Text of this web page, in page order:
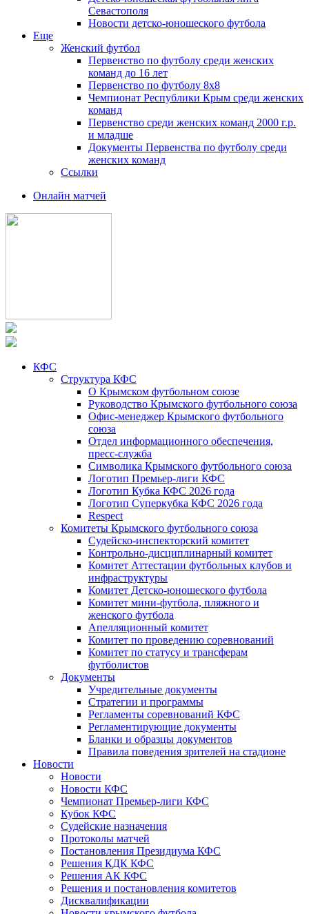
Севастополя
Новости детско-юношеского футбола
Еще
Женский футбол
Первенство по футболу среди женских
команд до 16 лет
Первенство по футболу 8х8
Чемпионат Республики Крым среди женских
команд
Первенство среди женских команд 2000 г.р.
и младше
Документы Первенства по футболу среди
женских команд
Ссылки
Онлайн матчей
КФС
Структура КФС
О Крымском футбольном союзе
Руководство Крымского футбольного союза
Офис-менеджер Крымского футбольного
союза
Отдел информационного обеспечения,
пресс-служба
Символика Крымского футбольного союза
Логотип Премьер-лиги КФС
Логотип Кубка КФС 2026 года
Логотип Суперкубка КФС 2026 года
Respect
Комитеты Крымского футбольного союза
Судейско-инспекторский комитет
Контрольно-дисциплинарный комитет
Комитет Аттестации футбольных клубов и
инфраструктуры
Комитет Детско-юношеского футбола
Комитет мини-футбола, пляжного и
женского футбола
Апелляционный комитет
Комитет по проведению соревнований
Комитет по статусу и трансферам
футболистов
Документы
Учредительные документы
Стратегии и программы
Регламенты соревнований КФС
Регламентирующие документы
Бланки и образцы документов
Правила поведения зрителей на стадионе
Новости
Новости
Новости КФС
Чемпионат Премьер-лиги КФС
Кубок КФС
Судейские назначения
Протоколы матчей
Постановления Президиума КФС
Решения КДК КФС
Решения АК КФС
Решения и постановления комитетов
Дисквалификации